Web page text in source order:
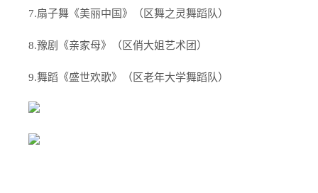
7.扇子舞《美丽中国》（区舞之灵舞蹈队）
8.豫剧《亲家母》（区俏大姐艺术团）
9.舞蹈《盛世欢歌》（区老年大学舞蹈队）